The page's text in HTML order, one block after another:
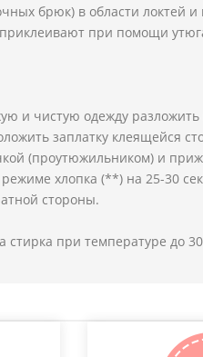
брюк) в области локтей и
при помощи
и чистую одежду разложить
заплатку клеящейся
(проутюжильником) и
хлопка (**) на 25-30
стороны.
стирка при температуре до 30